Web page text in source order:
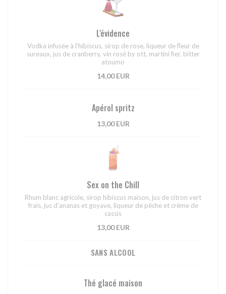
L'évidence
Vodka infusée à l'hibiscus, sirop de rose, liqueur de fleur de
sureaux, jus de cranberry, vin rosé by ott, martini fier, bitter
atoumo
14,00 EUR
Apérol spritz
13,00 EUR
Sex on the Chill
Rhum blanc agricole, sirop hibiscus maison, jus de citron vert
frais, jus d'ananas et goyave, liqueur de pêche et crème de
cassis
13,00 EUR
SANS ALCOOL
Thé glacé maison